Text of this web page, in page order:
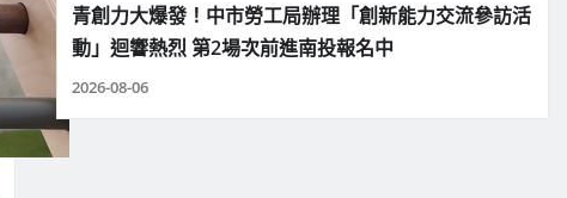
青創力大爆發！中市勞工局辦理「創新能力交流參訪活
動」迴響熱烈 第2場次前進南投報名中
2026-08-06